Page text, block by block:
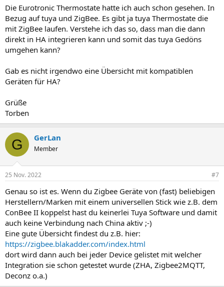
Die Eurotronic Thermostate hatte ich auch schon gesehen. In
Bezug auf tuya und ZigBee. Es gibt ja tuya Thermostate die
mit ZigBee laufen. Verstehe ich das so, dass man die dann
direkt in HA integrieren kann und somit das tuya Gedöns
umgehen kann?
Gab es nicht irgendwo eine Übersicht mit kompatiblen
Geräten für HA?
Grüße
Torben
G GerLan
Member
25 Nov. 2022 #7
Genau so ist es. Wenn du Zigbee Geräte von (fast) beliebigen
Herstellern/Marken mit einem universellen Stick wie z.B. dem
ConBee II koppelst hast du keinerlei Tuya Software und damit
auch keine Verbindung nach China aktiv ;-)
Eine gute Übersicht findest du z.B. hier:
https://zigbee.blakadder.com/index.html
dort wird dann auch bei jeder Device gelistet mit welcher
Integration sie schon getestet wurde (ZHA, Zigbee2MQTT,
Deconz o.a.)